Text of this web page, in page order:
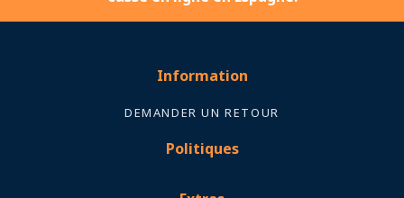
DEMANDER UN RETOUR
Politiques